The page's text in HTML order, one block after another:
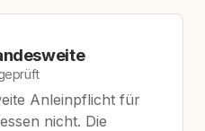
Anleinpflicht für
nicht. Die